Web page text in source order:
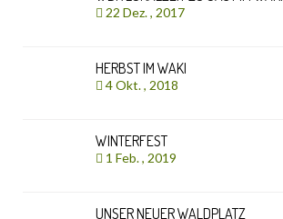
22 Dez. , 2017
HERBST IM WAKI
4 Okt. , 2018
WINTERFEST
1 Feb. , 2019
UNSER NEUER WALDPLATZ